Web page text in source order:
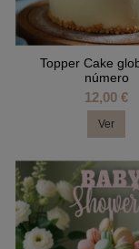
Topper Cake
número
12,00 €
Ver